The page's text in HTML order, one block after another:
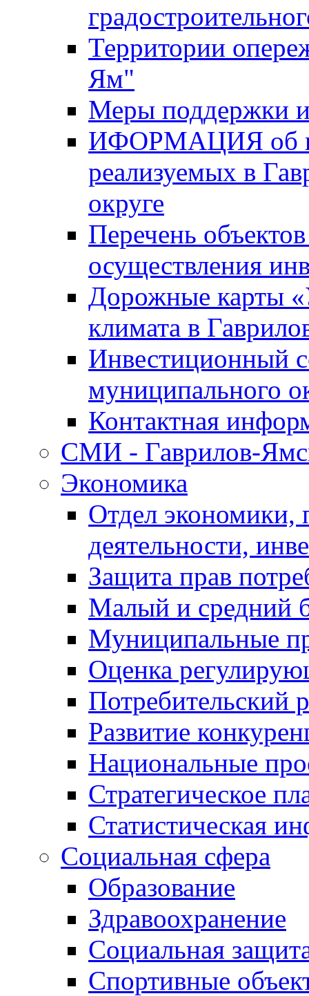
Территории
Ям"
Меры поддержки
ИФОРМАЦИЯ об
реализуемых в
округе
Перечень
осуществления
Дорожные карты
климата в
Инвестиционный
муниципального
Контактная
СМИ - Гаврилов-
Экономика
Отдел экономики,
деятельности,
Защита прав
Малый и средний
Муниципальные
Оценка
Потребительский
Развитие
Национальные
Стратегическое
Статистическая
Социальная сфера
Образование
Здравоохранение
Социальная
Спортивные